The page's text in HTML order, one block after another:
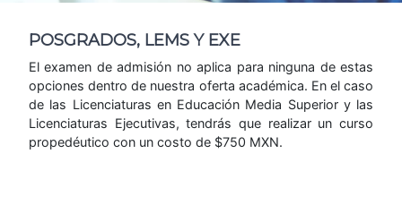
POSGRADOS, LEMS Y EXE
El examen de admisión no aplica para ninguna de estas
opciones dentro de nuestra oferta académica. En el caso
de las Licenciaturas en Educación Media Superior y las
Licenciaturas Ejecutivas, tendrás que realizar un curso
propedéutico con un costo de $750 MXN.